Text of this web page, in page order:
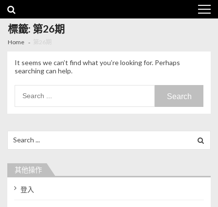
Skip to navigation
Skip to content
標籤: 第26期
Home 第26期
It seems we can’t find what you’re looking for. Perhaps
searching can help.
其他操作
登入